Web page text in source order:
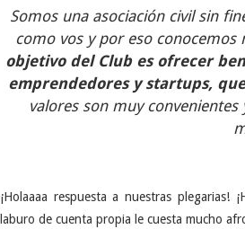
Somos una asociación civil sin
como vos y por eso conocemos
objetivo del Club es ofrecer
emprendedores y startups,
valores son muy
¡Holaaaa respuesta a nuestras plegarias!
laburo de cuenta propia le cuesta mucho